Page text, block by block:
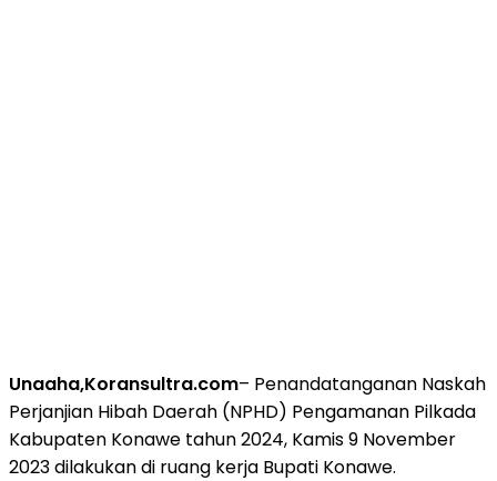
Unaaha,Koransultra.com– Penandatanganan Naskah
Perjanjian Hibah Daerah (NPHD) Pengamanan Pilkada
Kabupaten Konawe tahun 2024, Kamis 9 November
2023 dilakukan di ruang kerja Bupati Konawe.